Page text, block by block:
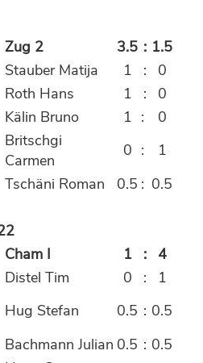
Zug 2 3.5 : 1.5
Stauber Matija 1 :
0
Roth Hans 1 :
0
Kälin Bruno 1 :
0
Britschgi
Carmen
0 :
1
Tschäni Roman 0.5 : 0.5
Cham I 1 :
4
Distel Tim 0 :
1
Hug Stefan 0.5 : 0.5
Bachmann Julian 0.5 : 0.5